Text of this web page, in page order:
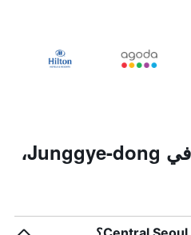
حقائق حول الإقامة في Junggye-dong،